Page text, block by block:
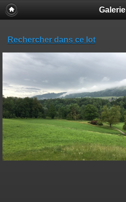
Galerie
Rechercher dans ce lot